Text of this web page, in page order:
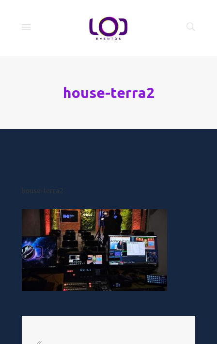
house-terra2
house-terra2